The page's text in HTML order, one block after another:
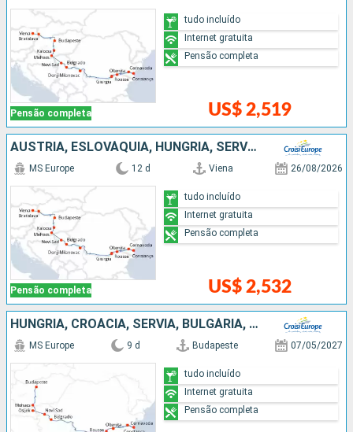
Pensão completa US$ 2,519
tudo incluído
Internet gratuita
Pensão completa
AUSTRIA, ESLOVÁQUIA, HUNGRIA, SÉRVIA, BULGÁRIA, ROMÊNIA
Pensão completa
MS Europe 12 d Viena 26/08/2026
US$ 2,532
tudo incluído
Internet gratuita
Pensão completa
HUNGRIA, CROÁCIA, SÉRVIA, BULGÁRIA, ROMÊNIA
MS Europe 9 d Budapeste 07/05/2027
tudo incluído
Internet gratuita
Pensão completa